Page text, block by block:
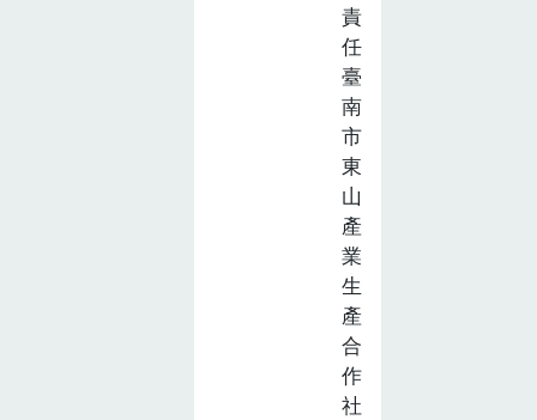
產農產品，實踐
每個月的「食物
地、吃當季、吃
物、不浪費之美
教
育
推
廣
計
畫
徵
選
活
動
(已
截
止)
責
任
臺
南
市
東
山
產
業
生
產
合
作
社